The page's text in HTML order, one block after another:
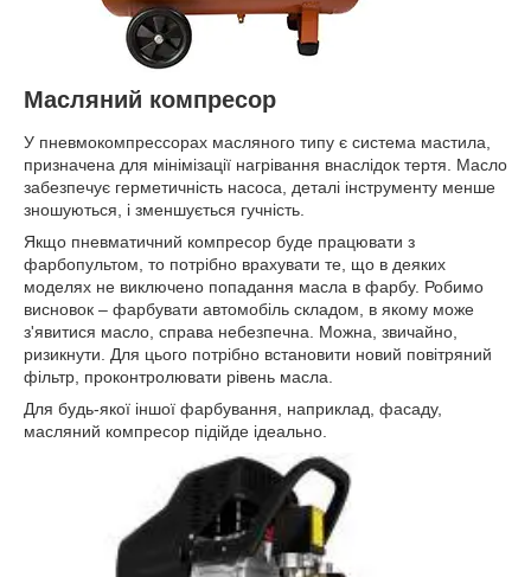
Масляний компресор
У пневмокомпрессорах масляного типу є система мастила,
призначена для мінімізації нагрівання внаслідок тертя. Масло
забезпечує герметичність насоса, деталі інструменту менше
зношуються, і зменшується гучність.
Якщо пневматичний компресор буде працювати з
фарбопультом, то потрібно врахувати те, що в деяких
моделях не виключено попадання масла в фарбу. Робимо
висновок – фарбувати автомобіль складом, в якому може
з'явитися масло, справа небезпечна. Можна, звичайно,
ризикнути. Для цього потрібно встановити новий повітряний
фільтр, проконтролювати рівень масла.
Для будь-якої іншої фарбування, наприклад, фасаду,
масляний компресор підійде ідеально.